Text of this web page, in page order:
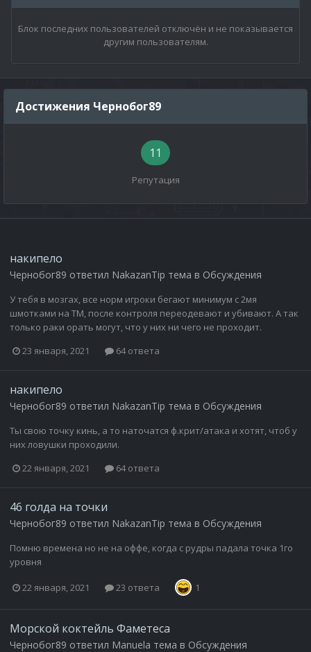
Блок последних пользователей отключён и не показывается
другим пользователям.
Достижения Чернобог89
11
Репутация
накипело
Чернобог89 ответил NakazanTip тема в Обсуждения
У тебя в мозгах, все норм игроки бегают минимум с 2мя
шмотками на ТМ, после контроля переодевают и убивают. А так
только раки орать могут, что у них ни чего не проходит.
23 января, 2021
64 ответа
накипело
Чернобог89 ответил NakazanTip тема в Обсуждения
Ты свою точку кинь, а то наточатся ф.крит/атака и хотят, чтоб у
них ловушки проходили.
22 января, 2021
64 ответа
46 голда на точки
Чернобог89 ответил NakazanTip тема в Обсуждения
Помню времена но не на оффе, когда с рудры падала точка 1го
уровня
22 января, 2021 23 ответа 1
Морской коктейль Фаметеса
Чернобог89 ответил Manuela тема в Обсуждения